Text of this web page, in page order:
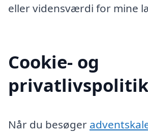
eller vidensværdi for mine
Cookie- og
privatlivspolitik
Når du besøger